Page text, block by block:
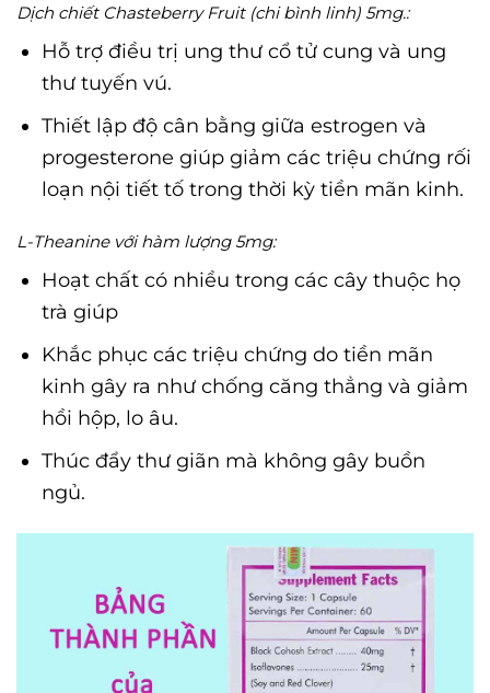
Dịch chiết Chasteberry Fruit (chi bình linh) 5mg.:
Hỗ trợ điều trị ung thư cổ tử cung và ung
thư tuyến vú.
Thiết lập độ cân bằng giữa estrogen và
progesterone giúp giảm các triệu chứng rối
loạn nội tiết tố trong thời kỳ tiền mãn kinh.
L-Theanine với hàm lượng 5mg:
Hoạt chất có nhiều trong các cây thuộc họ
trà giúp
Khắc phục các triệu chứng do tiền mãn
kinh gây ra như chống căng thẳng và giảm
hồi hộp, lo âu.
Thúc đẩy thư giãn mà không gây buồn
ngủ.